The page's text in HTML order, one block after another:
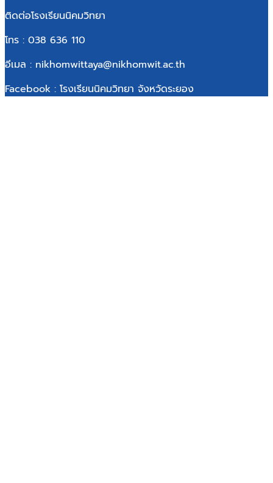
ติดต่อโรงเรียนนิคมวิทยา
โทร : 038 636 110
อีเมล : nikhomwittaya@nikhomwit.ac.th
Facebook : โรงเรียนนิคมวิทยา จังหวัดระยอง